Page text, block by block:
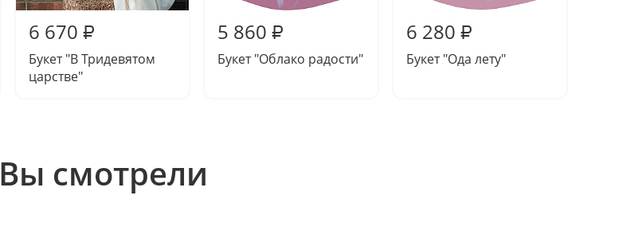
6 670 ₽
Букет "В Тридевятом
царстве"
5 860 ₽
Букет "Облако радости"
6 280 ₽
Букет "Ода лету"
Вы смотрели